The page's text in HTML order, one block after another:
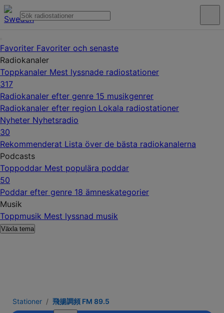
Favoriter Favoriter och senaste
Radiokanaler
Toppkanaler Mest lyssnade radiostationer
317
Radiokanaler efter genre 15 musikgenrer
Radiokanaler efter region Lokala radiostationer
Nyheter Nyhetsradio
30
Rekommenderat Lista över de bästa radiokanalerna
Podcasts
Toppoddar Mest populära poddar
50
Poddar efter genre 18 ämneskategorier
Musik
Toppmusik Mest lyssnad musik
Växla tema
Stationer 飛揚調頻 FM 89.5